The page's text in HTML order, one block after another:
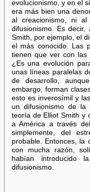
evolucionismo, y en el
era más bien una
al creacionismo, ni al
difusionismo. Es
Smith, por ejemplo, el
el más conocido. Las
tienen que ver con las
¿Es una evolución
unas líneas paralelas
de desarrollo,
embargo, forman
esto es inverosímil y
un difusionismo de la
teoría de Elliot Smith y
a América a través
simplemente, del
probable. Entonces, la
con mucha razón,
habían introducido
difusionismo.